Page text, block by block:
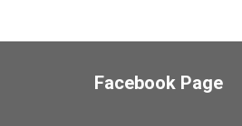
Facebook Page